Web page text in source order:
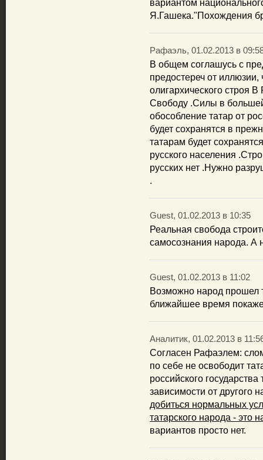
вариантом
Я.Гашека."Похождения
Рафаэль, 01.02.2013 в
В общем соглашусь с
предостереч от
олигархического строя
Свободу .Силы в
обособление татар от
будет сохранятся в
татарам будет
русского населения
русских нет .Нужно
.
Guest, 01.02.2013 в 10:35
Реальная свобода
самосознания народа. А
Guest, 01.02.2013 в 11:02
Возможно народ прошел
ближайшее время
Аналитик, 01.02.2013 в
Согласен Рафаэлем:
по себе не освободит
российского
зависимости от другого
добиться нормальных
татарского народа - это
вариантов просто нет.